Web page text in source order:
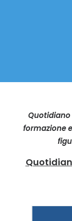
Quotidiano
formazione